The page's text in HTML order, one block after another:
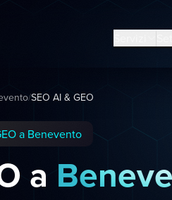
/SEO AI & GEO
a Benevento
a